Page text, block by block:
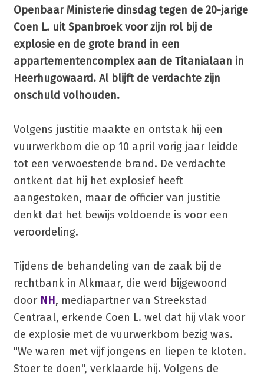
Openbaar Ministerie dinsdag tegen de 20-jarige
Coen L. uit Spanbroek voor zijn rol bij de
explosie en de grote brand in een
appartementencomplex aan de Titanialaan in
Heerhugowaard. Al blijft de verdachte zijn
onschuld volhouden.
Volgens justitie maakte en ontstak hij een
vuurwerkbom die op 10 april vorig jaar leidde
tot een verwoestende brand. De verdachte
ontkent dat hij het explosief heeft
aangestoken, maar de officier van justitie
denkt dat het bewijs voldoende is voor een
veroordeling.
Tijdens de behandeling van de zaak bij de
rechtbank in Alkmaar, die werd bijgewoond
doorNH, mediapartner van Streekstad
Centraal, erkende Coen L. wel dat hij vlak voor
de explosie met de vuurwerkbom bezig was.
"We waren met vijf jongens en liepen te kloten.
Stoer te doen", verklaarde hij. Volgens de